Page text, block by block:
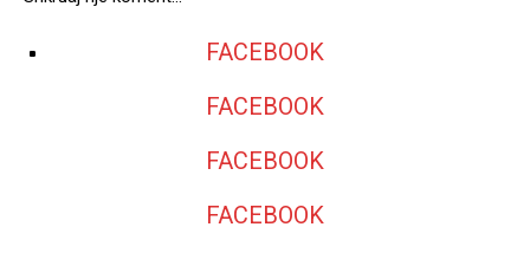
FACEBOOK
FACEBOOK
FACEBOOK
FACEBOOK